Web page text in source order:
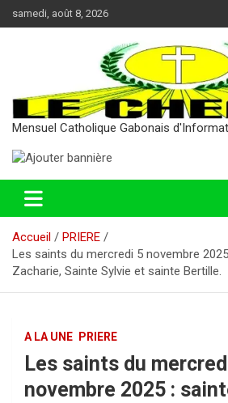
au
samedi, août 8, 2026
Mensuel Catholique Gabonais
Accueil
PRIERE
Les saints du mercredi 5 novembre
Zacharie, Sainte Sylvie et sainte Bertille.
A LA UNE PRIERE
Les saints du
novembre 2025 :